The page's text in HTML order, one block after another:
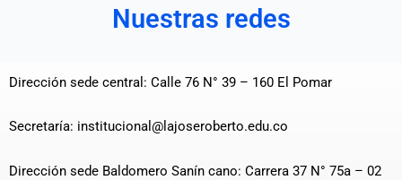
Nuestras redes
Dirección sede central: Calle 76 N° 39 – 160 El Pomar
Secretaría: institucional@lajoseroberto.edu.co
Dirección sede Baldomero Sanín cano: Carrera 37 N° 75a – 02